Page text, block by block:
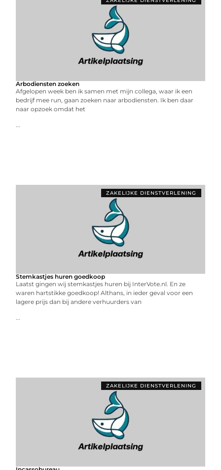
Arbodiensten zoeken
Afgelopen week ben ik samen met mijn collega, waar ik een
bedrijf mee run, gaan zoeken naar arbodiensten. Ik ben daar
naar opzoek omdat het
...
ZAKELIJKE DIENSTVERLENING
Stemkastjes huren goedkoop
Laatst gingen wij stemkastjes huren bij InterVote.nl. En ze
waren hartstikke goedkoop! Althans, in ieder geval voor een
lagere prijs dan bij andere verhuurders van
...
ZAKELIJKE DIENSTVERLENING